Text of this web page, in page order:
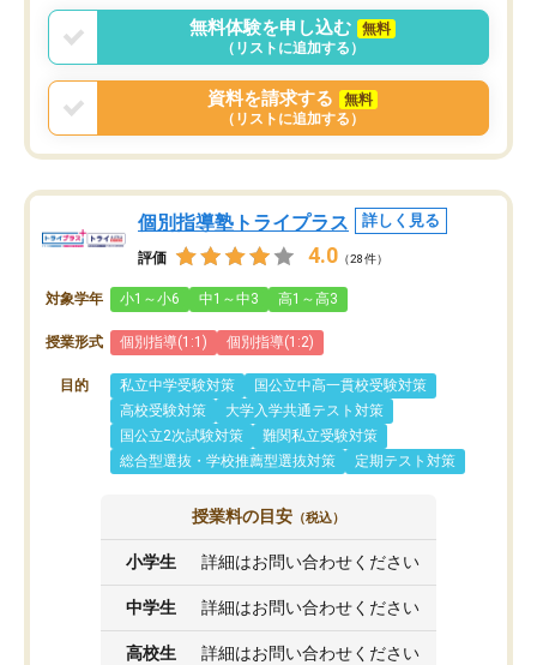
無料体験を申し込む
無料
（リストに追加する）
資料を請求する
無料
（リストに追加する）
個別指導塾トライプラス 詳しく見る
評価 4.0 （28件）
対象学年 小1～小6 中1～中3 高1～高3
授業形式 個別指導(1:1) 個別指導(1:2)
目的 私立中学受験対策
国公立中高一貫校受験対策
高校受験対策
大学入学共通テスト対策
国公立2次試験対策
難関私立受験対策
総合型選抜・学校推薦型選抜対策
定期テスト対策
授業料の目安 （税込）
小学生 詳細はお問い合わせください
中学生 詳細はお問い合わせください
高校生 詳細はお問い合わせください